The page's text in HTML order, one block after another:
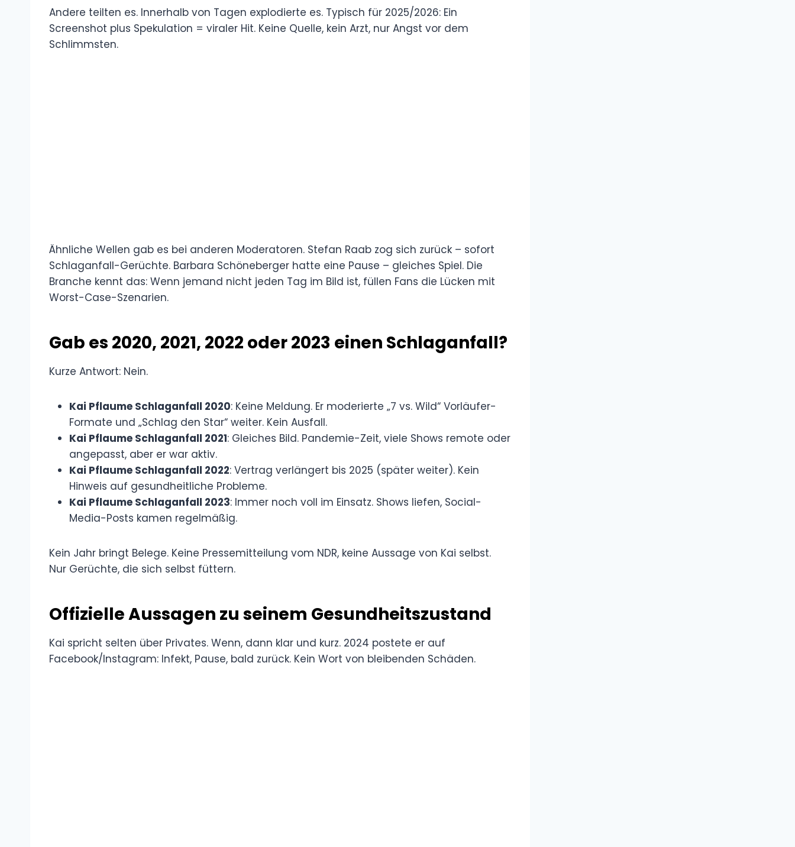
Andere teilten es. Innerhalb von Tagen explodierte es. Typisch für 2025/2026: Ein
Screenshot plus Spekulation = viraler Hit. Keine Quelle, kein Arzt, nur Angst vor dem
Schlimmsten.
Ähnliche Wellen gab es bei anderen Moderatoren. Stefan Raab zog sich zurück – sofort
Schlaganfall-Gerüchte. Barbara Schöneberger hatte eine Pause – gleiches Spiel. Die
Branche kennt das: Wenn jemand nicht jeden Tag im Bild ist, füllen Fans die Lücken mit
Worst-Case-Szenarien.
Gab es 2020, 2021, 2022 oder 2023 einen Schlaganfall?
Kurze Antwort: Nein.
Kai Pflaume Schlaganfall 2020: Keine Meldung. Er moderierte „7 vs. Wild“ Vorläufer-
Formate und „Schlag den Star“ weiter. Kein Ausfall.
Kai Pflaume Schlaganfall 2021: Gleiches Bild. Pandemie-Zeit, viele Shows remote oder
angepasst, aber er war aktiv.
Kai Pflaume Schlaganfall 2022: Vertrag verlängert bis 2025 (später weiter). Kein
Hinweis auf gesundheitliche Probleme.
Kai Pflaume Schlaganfall 2023: Immer noch voll im Einsatz. Shows liefen, Social-
Media-Posts kamen regelmäßig.
Kein Jahr bringt Belege. Keine Pressemitteilung vom NDR, keine Aussage von Kai selbst.
Nur Gerüchte, die sich selbst füttern.
Offizielle Aussagen zu seinem Gesundheitszustand
Kai spricht selten über Privates. Wenn, dann klar und kurz. 2024 postete er auf
Facebook/Instagram: Infekt, Pause, bald zurück. Kein Wort von bleibenden Schäden.